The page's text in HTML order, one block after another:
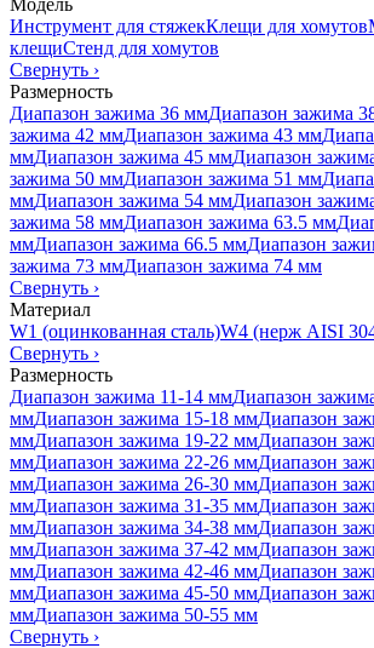
Модель
Инструмент для стяжекКлещи для хомутов
клещиСтенд для хомутов
Свернуть ›
Размерность
Диапазон зажима 36 ммДиапазон зажима
зажима 42 ммДиапазон зажима 43 мм
ммДиапазон зажима 45 ммДиапазон
зажима 50 ммДиапазон зажима 51 мм
ммДиапазон зажима 54 ммДиапазон
зажима 58 ммДиапазон зажима 63.5 мм
ммДиапазон зажима 66.5 ммДиапазон
зажима 73 ммДиапазон зажима 74 мм
Свернуть ›
Материал
W1 (оцинкованная сталь)W4 (нерж AISI
Свернуть ›
Размерность
Диапазон зажима 11-14 ммДиапазон
ммДиапазон зажима 15-18 ммДиапазон
ммДиапазон зажима 19-22 ммДиапазон
ммДиапазон зажима 22-26 ммДиапазон
ммДиапазон зажима 26-30 ммДиапазон
ммДиапазон зажима 31-35 ммДиапазон
ммДиапазон зажима 34-38 ммДиапазон
ммДиапазон зажима 37-42 ммДиапазон
ммДиапазон зажима 42-46 ммДиапазон
ммДиапазон зажима 45-50 ммДиапазон
ммДиапазон зажима 50-55 мм
Свернуть ›